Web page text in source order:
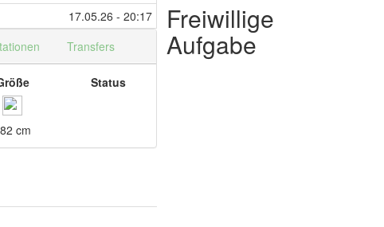
17.05.26 - 20:17
Transfers
cm
Status
Freiwillige
Aufgabe